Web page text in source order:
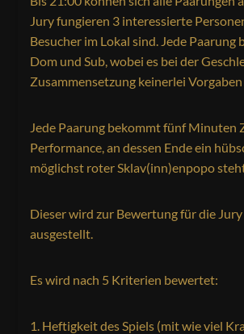
Jury fungieren 3 interessierte
Besucher im Lokal sind. Jede Paarung
Dom und Sub, wobei es bei der
Zusammensetzung keinerlei Vorgaben
Jede Paarung bekommt fünf Minuten
Performance, an dessen Ende ein
möglichst roter Sklav(inn)enpopo
Dieser wird zur Bewertung für die
ausgestellt.
Es wird nach 5 Kriterien bewertet:
Heftigkeit des Spiels (mit wie viel